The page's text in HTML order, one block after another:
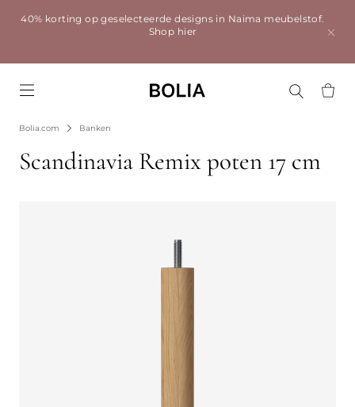
40% korting op geselecteerde designs in Naima meubelstof.
Shop hier
Bolia.com Banken
Scandinavia Remix poten 17 cm